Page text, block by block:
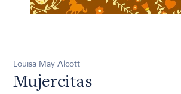
Louisa May Alcott
Mujercitas